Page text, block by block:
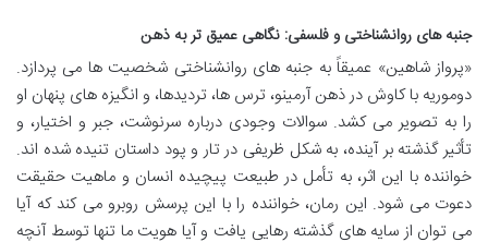
جنبه های روانشناختی و فلسفی: نگاهی عمیق تر به ذهن
«پرواز شاهین» عمیقاً به جنبه های روانشناختی شخصیت ها می پردازد.
دوموریه با کاوش در ذهن آرمینو، ترس ها، تردیدها، و انگیزه های پنهان او
را به تصویر می کشد. سوالات وجودی درباره سرنوشت، جبر و اختیار، و
تأثیر گذشته بر آینده، به شکل ظریفی در تار و پود داستان تنیده شده اند.
خواننده با این اثر، به تأمل در طبیعت پیچیده انسان و ماهیت حقیقت
دعوت می شود. این رمان، خواننده را با این پرسش روبرو می کند که آیا
می توان از سایه های گذشته رهایی یافت و آیا هویت ما تنها توسط آنچه